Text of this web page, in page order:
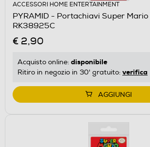
ACCESSORI HOME ENTERTAINMENT
PYRAMID - Portachiavi Super
RK38925C
€ 2,90
Acquisto online: disponibile
Ritiro in negozio in 30' gratuito: verifica
AGGIUNGI